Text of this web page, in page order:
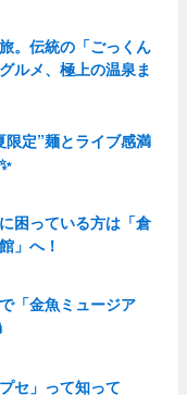
。伝統の「ごっくん
ルメ、極上の温泉ま
限定”麺とライブ感満
困っている方は「倉
」へ！
「金魚ミュージア
セ」って知って